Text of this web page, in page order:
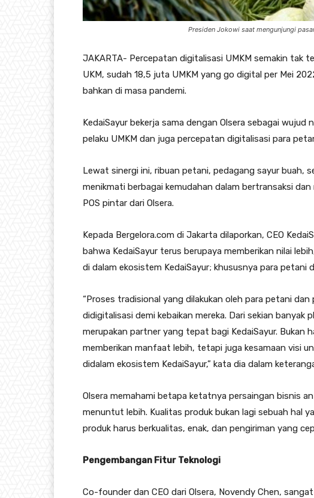
Presiden Jokowi saat mengunjungi
JAKARTA- Percepatan digitalisasi UMKM semakin tak
UKM, sudah 18,5 juta UMKM yang go digital per Mei
bahkan di masa pandemi.
KedaiSayur bekerja sama dengan Olsera sebagai
pelaku UMKM dan juga percepatan digitalisasi para
Lewat sinergi ini, ribuan petani, pedagang sayur buah,
menikmati berbagai kemudahan dalam bertransaksi
POS pintar dari Olsera.
Kepada Bergelora.com di Jakarta dilaporkan, CEO
bahwa KedaiSayur terus berupaya memberikan nilai
di dalam ekosistem KedaiSayur; khususnya para petani
“Proses tradisional yang dilakukan oleh para petani
didigitalisasi demi kebaikan mereka. Dari sekian banyak
merupakan partner yang tepat bagi KedaiSayur. Bukan
memberikan manfaat lebih, tetapi juga kesamaan visi
didalam ekosistem KedaiSayur,” kata dia dalam
Olsera memahami betapa ketatnya persaingan bisnis
menuntut lebih. Kualitas produk bukan lagi sebuah hal
produk harus berkualitas, enak, dan pengiriman yang
Pengembangan Fitur Teknologi
Co-founder dan CEO dari Olsera, Novendy Chen,